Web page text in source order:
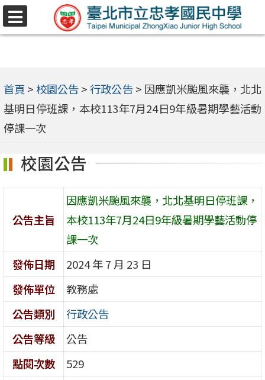
跳
至
內
容
區
選
首頁 > 校園公告> 行政公告> 因應凱米颱風來襲，北北
基明日停班課，本校113年7月24日9年級暑期學藝活動
停課一次
校園公告
公告主旨
因應凱米颱風來襲，北北基明日停班課，
本校113年7月24日9年級暑期學藝活動停
課一次
發佈日期
2024 年 7 月 23 日
發佈單位
教務處
公告類別
行政公告
公告等級
公告
點閱次數
529